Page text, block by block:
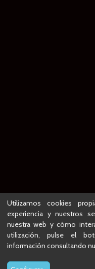
© Ajuntament de Lleida -
Utilizamos cookies
experiencia y nuestros
nuestra web y cómo
utilización, pulse el
información consultando